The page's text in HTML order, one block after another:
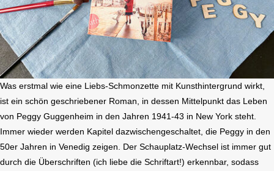
Was erstmal wie eine Liebs-Schmonzette mit Kunsthintergrund wirkt,
ist ein schön geschriebener Roman, in dessen Mittelpunkt das Leben
von Peggy Guggenheim in den Jahren 1941-43 in New York steht.
Immer wieder werden Kapitel dazwischengeschaltet, die Peggy in den
50er Jahren in Venedig zeigen. Der Schauplatz-Wechsel ist immer gut
durch die Überschriften (ich liebe die Schriftart!) erkennbar, sodass